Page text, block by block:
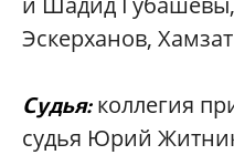
Эскерханов,
Судья: коллегия
судья Юрий